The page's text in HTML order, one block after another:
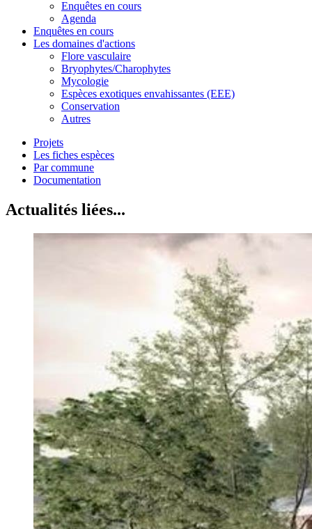
Enquêtes en cours
Agenda
Enquêtes en cours
Les domaines d'actions
Flore vasculaire
Bryophytes/Charophytes
Mycologie
Espèces exotiques envahissantes (EEE)
Conservation
Autres
Projets
Les fiches espèces
Par commune
Documentation
Actualités liées...